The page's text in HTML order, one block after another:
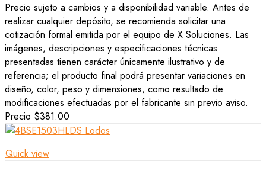
Precio sujeto a cambios y a disponibilidad variable. Antes de
realizar cualquier depósito, se recomienda solicitar una
cotización formal emitida por el equipo de X Soluciones. Las
imágenes, descripciones y especificaciones técnicas
presentadas tienen carácter únicamente ilustrativo y de
referencia; el producto final podrá presentar variaciones en
diseño, color, peso y dimensiones, como resultado de
modificaciones efectuadas por el fabricante sin previo aviso.
Precio $381.00
Quick view